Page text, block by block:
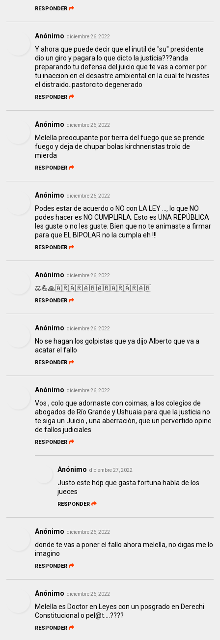
RESPONDER
Anónimo diciembre 26, 2022
Y ahora que puede decir que el inutil de "su" presidente
dio un giro y pagara lo que dicto la justicia???anda
preparando tu defensa del juicio que te vas a comer por
tu inaccion en el desastre ambiental en la cual te hicistes
el distraido..pastorcito degenerado
RESPONDER
Anónimo diciembre 26, 2022
Melella preocupante por tierra del fuego que se prende
fuego y deja de chupar bolas kirchneristas trolo de
mierda
RESPONDER
Anónimo diciembre 26, 2022
Podes estar de acuerdo o NO con LA LEY ..., lo que NO
podes hacer es NO CUMPLIRLA. Esto es UNA REPÚBLICA
les guste o no les guste. Bien que no te animaste a firmar
para que EL BIPOLAR no la cumpla eh !!!
RESPONDER
Anónimo diciembre 26, 2022
⚖️💪🙏🇦🇷🇦🇷🇦🇷🇦🇷🇦🇷🇦🇷🇦🇷
RESPONDER
Anónimo diciembre 26, 2022
No se hagan los golpistas que ya dijo Alberto que va a
acatar el fallo
RESPONDER
Anónimo diciembre 26, 2022
Vos , colo que adornaste con coimas, a los colegios de
abogados de Río Grande y Ushuaia para que la justicia no
te siga un Juicio , una aberración, que un pervertido opine
de fallos judiciales
RESPONDER
Anónimo diciembre 27, 2022
Justo este hdp que gasta fortuna habla de los
jueces
RESPONDER
Anónimo diciembre 26, 2022
donde te vas a poner el fallo ahora melella, no digas me lo
imagino
RESPONDER
Anónimo diciembre 26, 2022
Melella es Doctor en Leyes con un posgrado en Derechi
Constitucional o pel@t….????
RESPONDER